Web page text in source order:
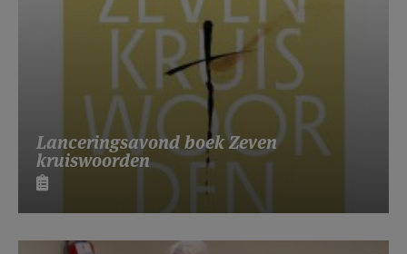
Lanceringsavond boek Zeven
kruiswoorden